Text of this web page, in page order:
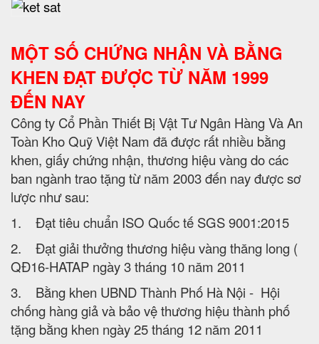
MỘT SỐ CHỨNG NHẬN VÀ BẰNG
KHEN ĐẠT ĐƯỢC TỪ NĂM 1999
ĐẾN NAY
Công ty Cổ Phần Thiết Bị Vật Tư Ngân Hàng Và An
Toàn Kho Quỹ Việt Nam đã được rất nhiều bằng
khen, giấy chứng nhận, thương hiệu vàng do các
ban ngành trao tặng từ năm 2003 đến nay được sơ
lược như sau:
1. Đạt tiêu chuẩn ISO Quốc tế SGS 9001:2015
2. Đạt giải thưởng thương hiệu vàng thăng long (
QĐ16-HATAP ngày 3 tháng 10 năm 2011
3. Bằng khen UBND Thành Phố Hà Nội - Hội
chống hàng giả và bảo vệ thương hiệu thành phố
tặng bằng khen ngày 25 tháng 12 năm 2011